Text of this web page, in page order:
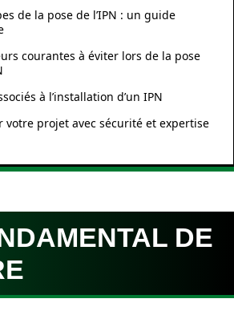
de la pose de l’IPN : un guide
courantes à éviter lors de la pose
à l’installation d’un IPN
votre projet avec sécurité et expertise
DE